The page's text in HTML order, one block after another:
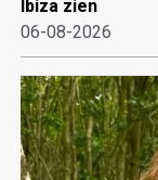
Ibiza zien
06-08-2026